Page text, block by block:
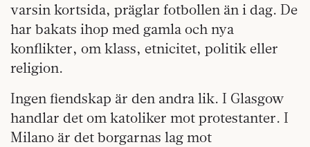
varsin kortsida, präglar fotbollen än i dag. De
har bakats ihop med gamla och nya
konflikter, om klass, etnicitet, politik eller
religion.
Ingen fiendskap är den andra lik. I Glasgow
handlar det om katoliker mot protestanter. I
Milano är det borgarnas lag mot